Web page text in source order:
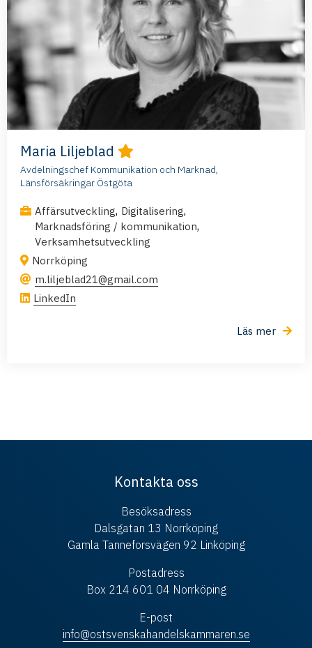
Maria Liljeblad
Avdelningschef Kommunikation och Marknad,
Länsförsäkringar Östgöta
Affärsutveckling, Digitalisering,
Marknadsföring / kommunikation,
Verksamhetsutveckling
Norrköping
m.liljeblad21@gmail.com
LinkedIn
Läs mer
Kontakta oss
Besöksadress
Dalsgatan 13 Norrköping
Gamla Tanneforsvägen 92 Linköping
Postadress
Box 214 601 04 Norrköping
E-post
info@ostsvenskahandelskammaren.se